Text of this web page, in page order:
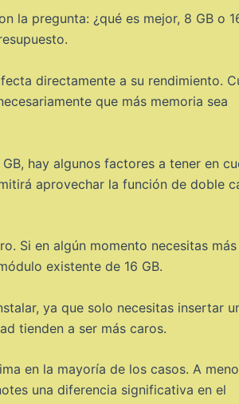
la pregunta: ¿qué es mejor, 8 GB o
directamente a su rendimiento.
que más memoria sea
hay algunos factores a tener en
aprovechar la función de doble
Si en algún momento necesitas más
existente de 16 GB.
ya que solo necesitas insertar
tienden a ser más caros.
en la mayoría de los casos. A
una diferencia significativa en el